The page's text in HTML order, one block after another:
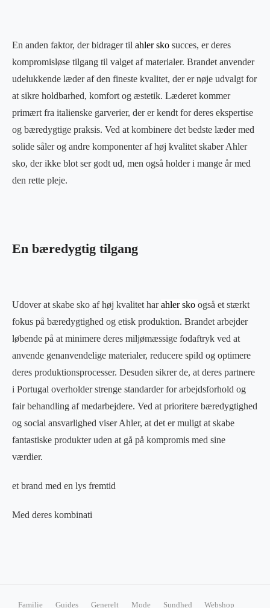
En anden faktor, der bidrager til ahler sko succes, er deres
kompromisløse tilgang til valget af materialer. Brandet anvender
udelukkende læder af den fineste kvalitet, der er nøje udvalgt for
at sikre holdbarhed, komfort og æstetik. Læderet kommer
primært fra italienske garverier, der er kendt for deres ekspertise
og bæredygtige praksis. Ved at kombinere det bedste læder med
solide såler og andre komponenter af høj kvalitet skaber Ahler
sko, der ikke blot ser godt ud, men også holder i mange år med
den rette pleje.
En bæredygtig tilgang
Udover at skabe sko af høj kvalitet harahler sko også et stærkt
fokus på bæredygtighed og etisk produktion. Brandet arbejder
løbende på at minimere deres miljømæssige fodaftryk ved at
anvende genanvendelige materialer, reducere spild og optimere
deres produktionsprocesser. Desuden sikrer de, at deres partnere
i Portugal overholder strenge standarder for arbejdsforhold og
fair behandling af medarbejdere. Ved at prioritere bæredygtighed
og social ansvarlighed viser Ahler, at det er muligt at skabe
fantastiske produkter uden at gå på kompromis med sine
værdier.
et brand med en lys fremtid
Med deres kombinati
Familie Guides Generelt Mode Sundhed Webshop